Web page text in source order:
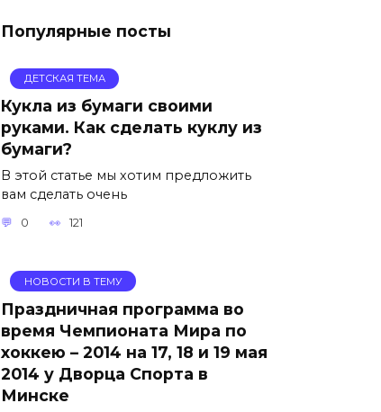
Популярные посты
ДЕТСКАЯ ТЕМА
Кукла из бумаги своими
руками. Как сделать куклу из
бумаги?
В этой статье мы хотим предложить
вам сделать очень
0 121
НОВОСТИ В ТЕМУ
Праздничная программа во
время Чемпионата Мира по
хоккею – 2014 на 17, 18 и 19 мая
2014 у Дворца Спорта в
Минске